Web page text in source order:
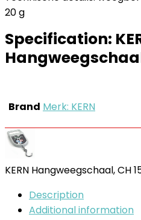
20 g
Specification:
Brand Merk: KERN
KERN Hangweegschaal, CH
Description
Additional information